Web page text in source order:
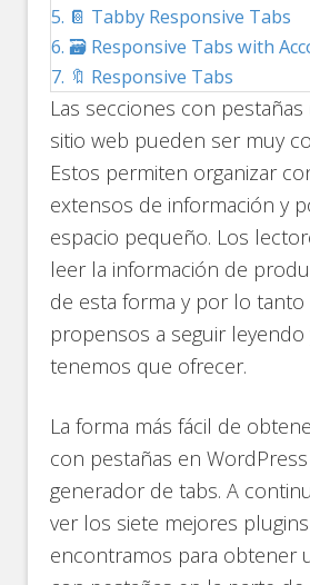
📔 Tabby Responsive Tabs
🗃️ Responsive Tabs with
🔖 Responsive Tabs
Las secciones con
sitio web pueden ser muy
Estos permiten organizar
extensos de información y
espacio pequeño. Los
leer la información de
de esta forma y por lo tanto
propensos a seguir
tenemos que ofrecer.
La forma más fácil de
con pestañas en
generador de tabs. A
ver los siete mejores
encontramos para obtener